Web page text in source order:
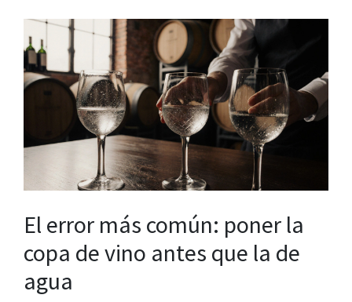
El error más común: poner la
copa de vino antes que la de
agua